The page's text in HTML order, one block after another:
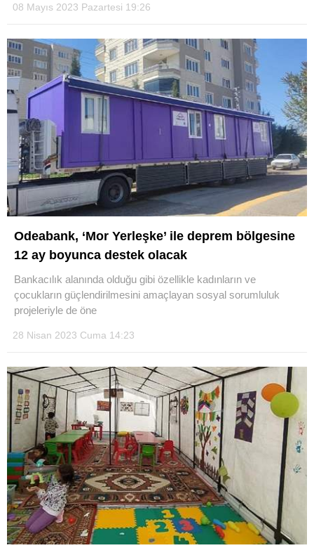
08 Mayıs 2023 Pazartesi 19:26
Odeabank, ‘Mor Yerleşke’ ile deprem bölgesine
12 ay boyunca destek olacak
Bankacılık alanında olduğu gibi özellikle kadınların ve
çocukların güçlendirilmesini amaçlayan sosyal sorumluluk
projeleriyle de öne
28 Nisan 2023 Cuma 14:23